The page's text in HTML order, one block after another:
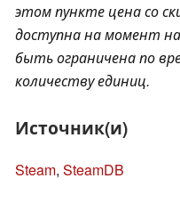
этом пункте цена со
доступна на момент
быть ограничена по
количеству единиц.
Источник(и)
Steam, SteamDB